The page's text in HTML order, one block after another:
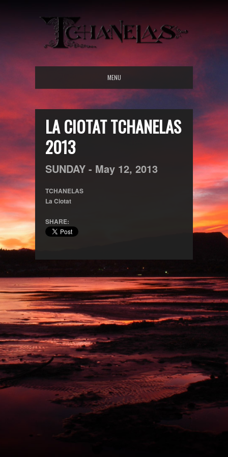
MENU
LA CIOTAT TCHANELAS
2013
SUNDAY - May 12, 2013
TCHANELAS
La Ciotat
SHARE: